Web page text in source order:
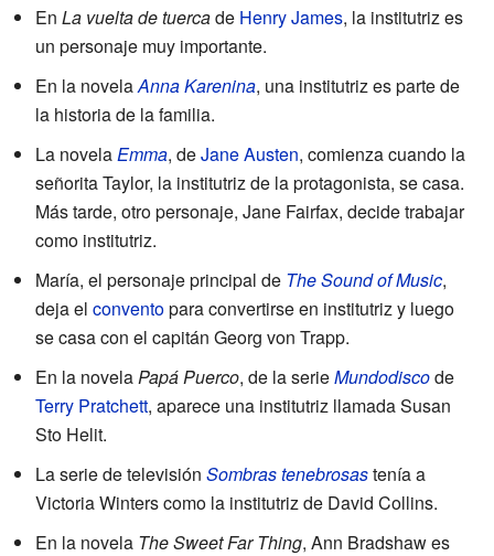
En La vuelta de tuercade Henry James, la institutriz es
un personaje muy importante.
En la novelaAnna Karenina, una institutriz es parte de
la historia de la familia.
La novela Emma, deJane Austen, comienza cuando la
señorita Taylor, la institutriz de la protagonista, se casa.
Más tarde, otro personaje, Jane Fairfax, decide trabajar
como institutriz.
María, el personaje principal de The Sound of Music,
deja el conventopara convertirse en institutriz y luego
se casa con el capitán Georg von Trapp.
En la novela Papá Puerco, de la serieMundodiscode
Terry Pratchett, aparece una institutriz llamada Susan
Sto Helit.
La serie de televisión Sombras tenebrosastenía a
Victoria Winters como la institutriz de David Collins.
En la novela The Sweet Far Thing, Ann Bradshaw es